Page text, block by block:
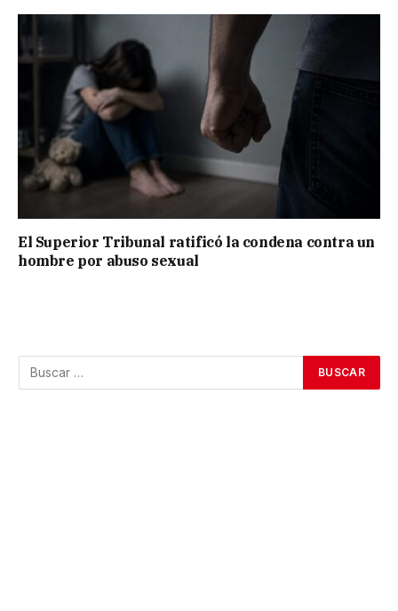
El Superior Tribunal ratificó la condena contra un
hombre por abuso sexual